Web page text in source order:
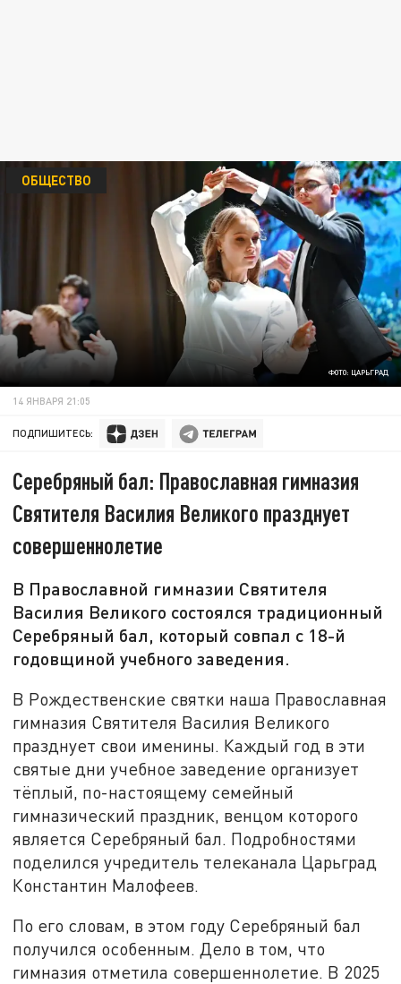
ФОТО: ЦАРЬГРАД
ОБЩЕСТВО
14 ЯНВАРЯ 21:05
ПОДПИШИТЕСЬ:
Серебряный бал: Православная гимназия
Святителя Василия Великого празднует
совершеннолетие
В Православной гимназии Святителя
Василия Великого состоялся традиционный
Серебряный бал, который совпал с 18-й
годовщиной учебного заведения.
В Рождественские святки наша Православная
гимназия Святителя Василия Великого
празднует свои именины. Каждый год в эти
святые дни учебное заведение организует
тёплый, по-настоящему семейный
гимназический праздник, венцом которого
является Серебряный бал. Подробностями
поделился учредитель телеканала Царьград
Константин Малофеев.
По его словам, в этом году Серебряный бал
получился особенным. Дело в том, что
гимназия отметила совершеннолетие. В 2025